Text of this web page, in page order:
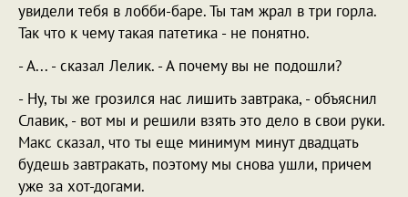
увидели тебя в лобби-баре. Ты там жрал в три горла.
Так что к чему такая патетика - не понятно.
- А... - сказал Лелик. - А почему вы не подошли?
- Ну, ты же грозился нас лишить завтрака, - объяснил
Славик, - вот мы и решили взять это дело в свои руки.
Макс сказал, что ты еще минимум минут двадцать
будешь завтракать, поэтому мы снова ушли, причем
уже за хот-догами.